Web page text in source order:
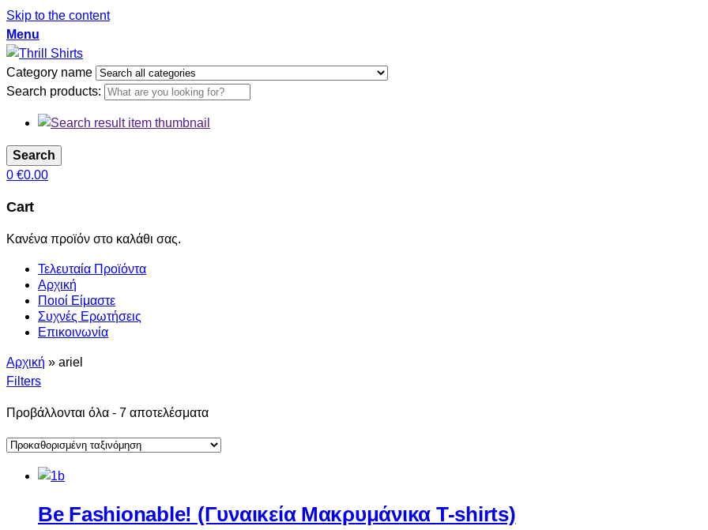
Skip to the content
Menu
Category name
Search products:
Search
0 €0.00
Cart
Κανένα προϊόν στο καλάθι σας.
Τελευταία Προϊόντα
Αρχική
Ποιοί Είμαστε
Συχνές Ερωτήσεις
Επικοινωνία
Αρχική » ariel
Filters
Προβάλλονται όλα - 7 αποτελέσματα
Be Fashionable! (Γυναικεία Μακρυμάνικα T-shirts)